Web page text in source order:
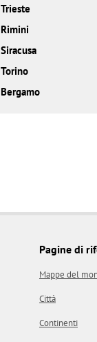
Trieste
Rimini
Siracusa
Torino
Bergamo
Pagine di
Mappe del
Città
Continenti